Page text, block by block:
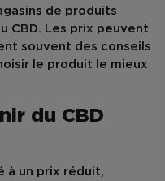
de produits
CBD. Les prix peuvent
souvent des conseils
le produit le mieux
du CBD
à un prix réduit,